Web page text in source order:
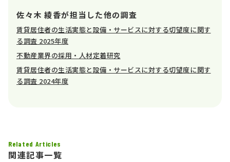
佐々木 綾香が担当した他の調査
賃貸居住者の生活実態と設備・サービスに対する切望度に関す
る調査 2025年度
不動産業界の採用・人材定着研究
賃貸居住者の生活実態と設備・サービスに対する切望度に関す
る調査 2024年度
Related Articles
関連記事一覧